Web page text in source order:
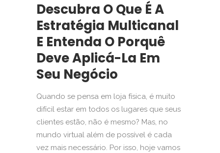
Descubra O Que É A
Estratégia Multicanal
E Entenda O Porquê
Deve Aplicá-La Em
Seu Negócio
Quando se pensa em loja física, é muito
difícil estar em todos os lugares que seus
clientes estão, não é mesmo? Mas, no
mundo virtual além de possível é cada
vez mais necessário. Por isso, hoje vamos